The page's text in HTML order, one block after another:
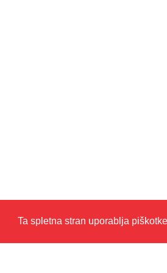
Ta spletna stran uporablja